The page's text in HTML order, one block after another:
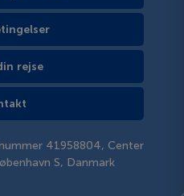
rejse
41958804, Center
S, Danmark